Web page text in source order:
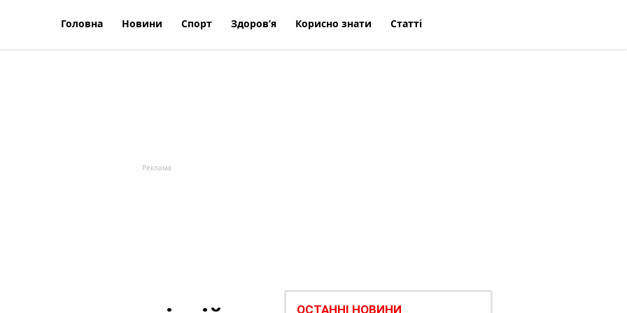
Головна Новини Спорт Здоров’я Корисно знати Статті
ОСТАННІ НОВИНИ